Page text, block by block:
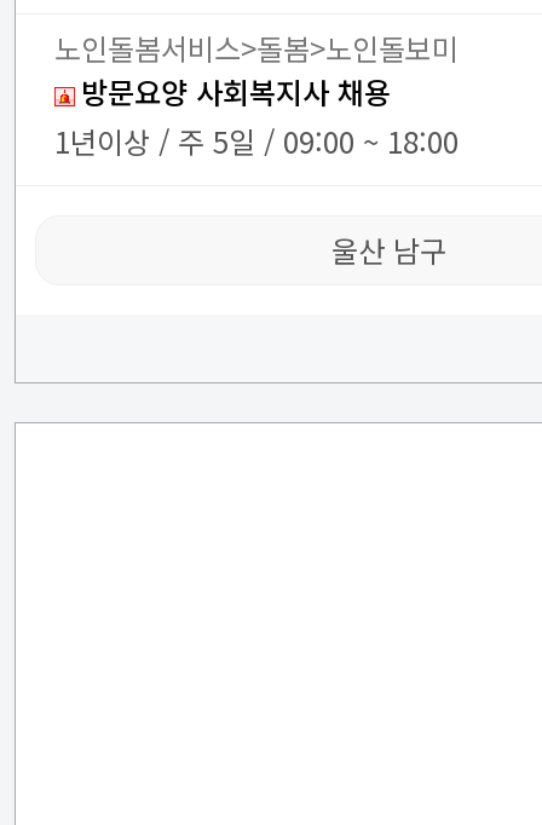
노인돌봄서비스>돌봄>노인돌보미
방문요양 사회복지사 채용
1년이상 / 주 5일 / 09:00 ~ 18:00
울산 남구